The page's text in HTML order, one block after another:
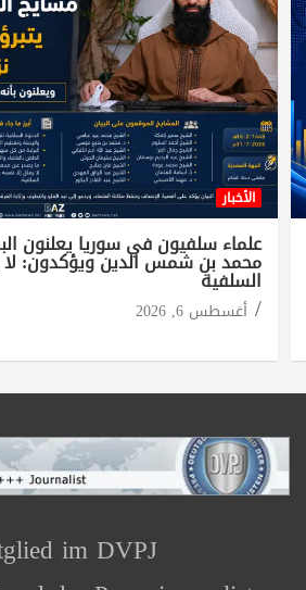
الأخبار
علماء سلفيون في سوريا يعلنون
محمد بن شمس الدين ويؤكدون: لا
السلفية
أغسطس 6, 2026
im DVPJ